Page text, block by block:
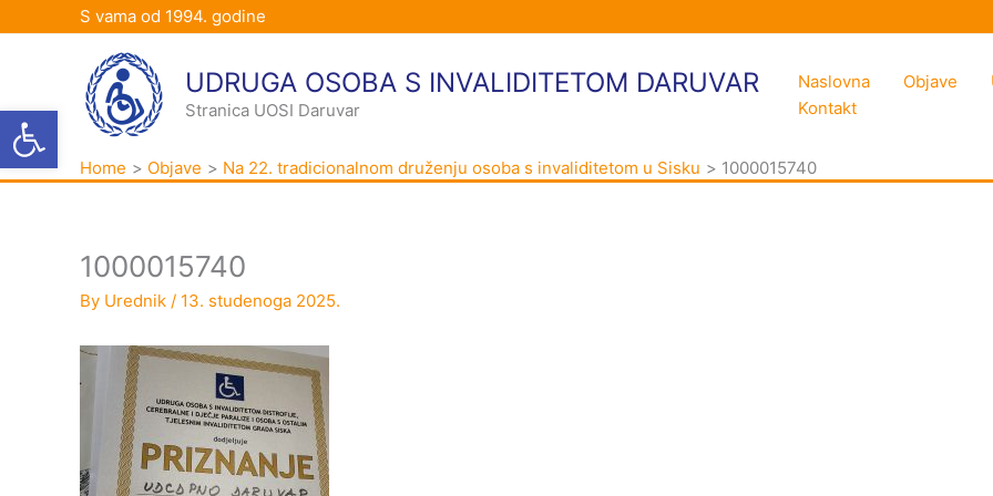
Open toolbar
to
S vama od 1994. godine
UDRUGA OSOBA S INVALIDITETOM DARUVAR
Stranica UOSI Daruvar
Naslovna Objave
Kontakt
Home Objave Na 22. tradicionalnom druženju osoba s invaliditetom u Sisku 1000015740
1000015740
By Urednik / 13. studenoga 2025.